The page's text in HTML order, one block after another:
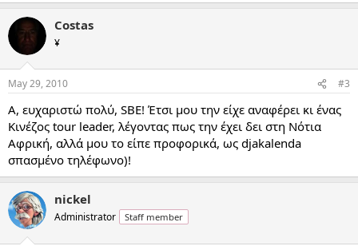
Costas
¥
May 29, 2010 #3
Α, ευχαριστώ πολύ, SBE! Έτσι μου την είχε αναφέρει κι ένας
Κινέζος tour leader, λέγοντας πως την έχει δει στη Νότια
Αφρική, αλλά μου το είπε προφορικά, ως djakalenda
σπασμένο τηλέφωνο)!
nickel
Administrator Staff member